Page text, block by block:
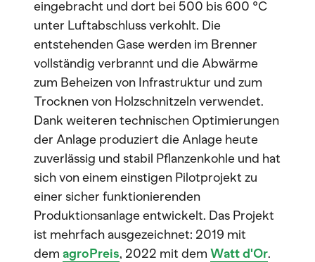
eingebracht und dort bei 500 bis 600 °C
unter Luftabschluss verkohlt. Die
entstehenden Gase werden im Brenner
vollständig verbrannt und die Abwärme
zum Beheizen von Infrastruktur und zum
Trocknen von Holzschnitzeln verwendet.
Dank weiteren technischen Optimierungen
der Anlage produziert die Anlage heute
zuverlässig und stabil Pflanzenkohle und hat
sich von einem einstigen Pilotprojekt zu
einer sicher funktionierenden
Produktionsanlage entwickelt. Das Projekt
ist mehrfach ausgezeichnet: 2019 mit
dem agroPreis, 2022 mit dem Watt d'Or.